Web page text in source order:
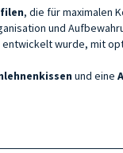
, die für maximalen
und
entwickelt wurde, mit
und eine